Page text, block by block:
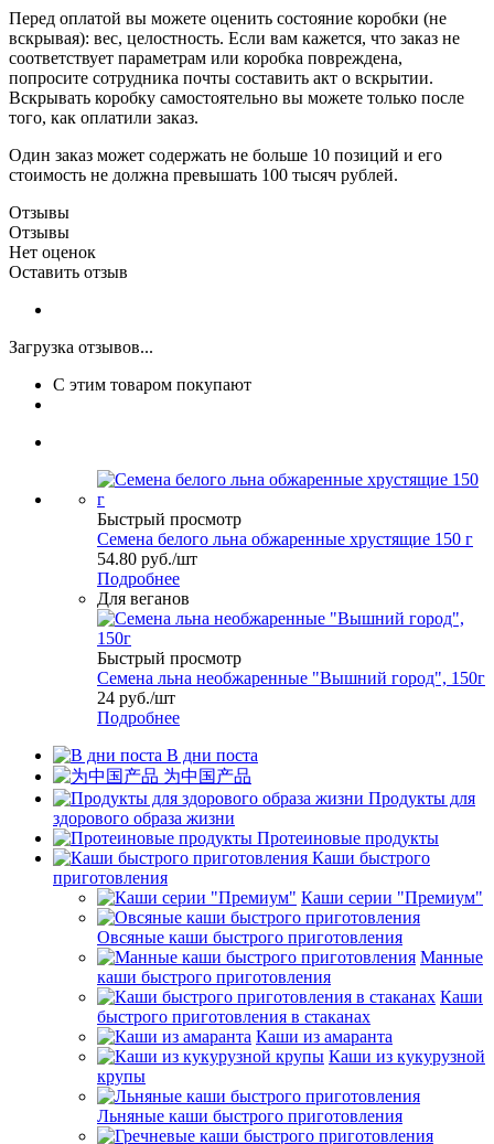
Перед оплатой вы можете оценить состояние коробки (не
вскрывая): вес, целостность. Если вам кажется, что заказ не
соответствует параметрам или коробка повреждена,
попросите сотрудника почты составить акт о вскрытии.
Вскрывать коробку самостоятельно вы можете только после
того, как оплатили заказ.
Один заказ может содержать не больше 10 позиций и его
стоимость не должна превышать 100 тысяч рублей.
Отзывы
Отзывы
Нет оценок
Оставить отзыв
Загрузка отзывов...
С этим товаром покупают
Быстрый просмотр
Семена белого льна обжаренные хрустящие 150 г
54.80 руб./шт
Подробнее
Для веганов
Быстрый просмотр
Семена льна необжаренные "Вышний город", 150г
24 руб./шт
Подробнее
В дни поста
为中国产品
Продукты для
здорового образа жизни
Протеиновые продукты
Каши быстрого
приготовления
Каши серии "Премиум"
Овсяные каши быстрого приготовления
Манные
каши быстрого приготовления
Каши
быстрого приготовления в стаканах
Каши из амаранта
Каши из кукурузной
крупы
Льняные каши быстрого приготовления